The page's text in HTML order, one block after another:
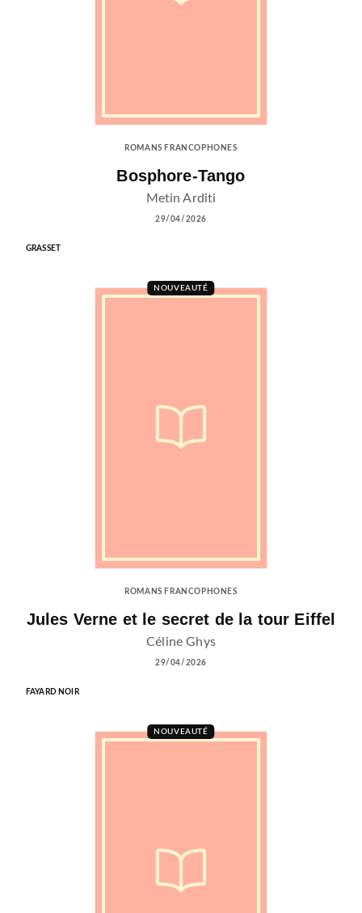
ROMANS FRANCOPHONES
Bosphore-Tango
Metin Arditi
29/04/2026
GRASSET
NOUVEAUTÉ
ROMANS FRANCOPHONES
Jules Verne et le secret de la tour Eiffel
Céline Ghys
29/04/2026
FAYARD NOIR
NOUVEAUTÉ